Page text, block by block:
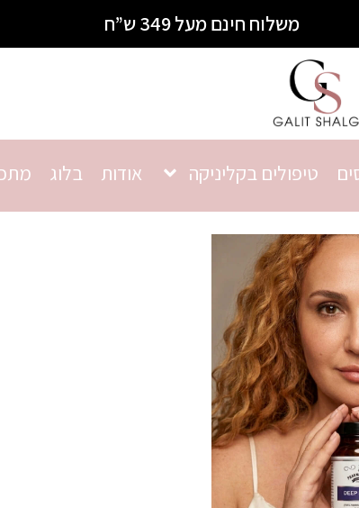
משלוח חינם מעל 349 ש”ח
טיפולים בקליניקה אודות בלוג